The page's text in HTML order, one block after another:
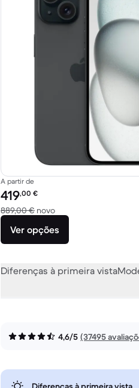
A partir de
Preço recondicionado:
419,00 €
889,00 € novoVersus 889,00 € novo
Ver opções
Diferenças à primeira vista
4,6/5 (37495